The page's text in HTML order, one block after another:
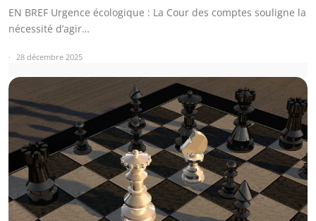
EN BREF Urgence écologique : La Cour des comptes souligne la
nécessité d’agir…
28 décembre 2025